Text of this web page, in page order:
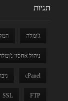
תגיות
ג'ומלה
ניהול אחסון
cPanel
FTP
SSL